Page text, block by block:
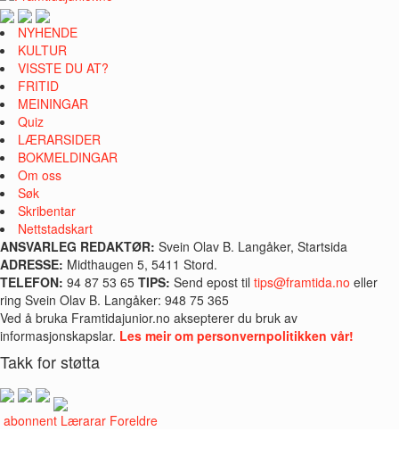
NYHENDE
KULTUR
VISSTE DU AT?
FRITID
MEININGAR
Quiz
LÆRARSIDER
BOKMELDINGAR
Om oss
Søk
Skribentar
Nettstadskart
ANSVARLEG REDAKTØR: Svein Olav B. Langåker, Startsida
ADRESSE: Midthaugen 5, 5411 Stord.
TELEFON: 94 87 53 65 TIPS: Send epost til tips@framtida.no eller
ring Svein Olav B. Langåker: 948 75 365
Ved å bruka Framtidajunior.no aksepterer du bruk av
informasjonskapslar. Les meir om personvernpolitikken vår!
Takk for støtta
abonnent Lærarar Foreldre